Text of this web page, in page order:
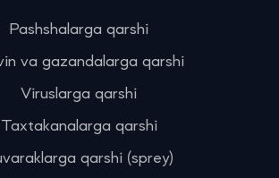
Pashshalarga qarshi
va gazandalarga qarshi
Viruslarga qarshi
Taxtakanalarga qarshi
qarshi (sprey)